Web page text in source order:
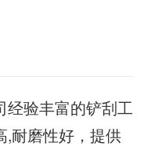
经验丰富的铲刮工
,耐磨性好，提供